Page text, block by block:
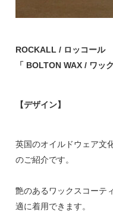
ROCKALL / ロッコール
「 BOLTON WAX / ワッ
【デザイン】
英国のオイルドウェア文
のご紹介です。
艶のあるワックスコーテ
適に着用できます。